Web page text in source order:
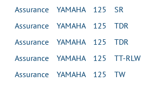
Assurance YAMAHA 125 SR
Assurance YAMAHA 125 TDR
Assurance YAMAHA 125 TDR
Assurance YAMAHA 125 TT-RLW
Assurance YAMAHA 125 TW